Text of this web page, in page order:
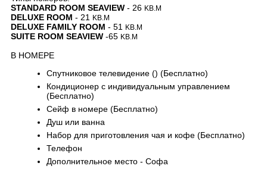
STANDARD ROOM SEAVIEW - 26 KB.M
DELUXE ROOM - 21 KB.M
DELUXE FAMILY ROOM - 51 KB.M
SUITE ROOM SEAVIEW -65 KB.M
В НОМЕРЕ
Спутниковое телевидение () (Бесплатно)
Кондиционер с индивидуальным управлением
(Бесплатно)
Сейф в номере (Бесплатно)
Душ или ванна
Набор для приготовления чая и кофе (Бесплатно)
Телефон
Дополнительное место - Софа